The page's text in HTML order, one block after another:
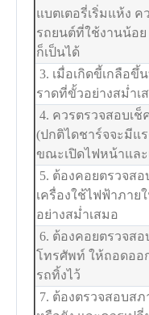
แบตเตอรี่เริ่มแห้ง
รถยนต์ที่ใช้งานน้อย
ก็เป็นได้
3. เมื่อเกิดขี้เกลือขึ้
ราดที่ขั้วอย่างสม่ำเ
4. ควรตรวจสอบเ
(ปกติไดชาร์จจะมีแ
ขณะเปิดไฟหน้าและ
5. ต้องคอยตรวจส
เครื่องใช้ไฟฟ้าภาย
อย่างสม่ำเสมอ
6. ต้องคอยตรวจส
โทรศัพท์ ให้ถอดอ
รถทิ้งไว้
7. ต้องตรวจสอบส